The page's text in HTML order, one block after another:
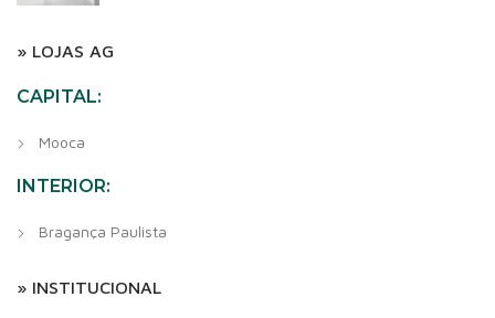
» LOJAS AG
CAPITAL:
Mooca
INTERIOR:
Bragança Paulista
» INSTITUCIONAL